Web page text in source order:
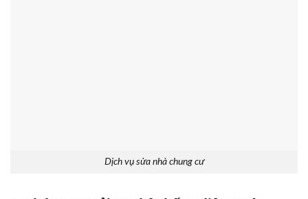
Dịch vụ sửa nhà chung cư